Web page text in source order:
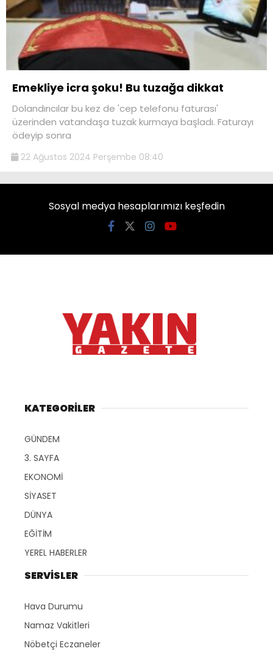
Emekliye icra şoku! Bu tuzağa dikkat
Dolandırıcılar bu kez de 'cep telefonu faturası'
üzerinden vatandaşa tuzak kurmaya başladı. Faturayı
ödeyip sonra
22 Ağustos 2024 Perşembe 08:40
Sosyal medya hesaplarımızı keşfedin
KATEGORİLER
GÜNDEM
3. SAYFA
EKONOMİ
SİYASET
DÜNYA
EĞİTİM
YEREL HABERLER
SERVİSLER
Hava Durumu
Namaz Vakitleri
Nöbetçi Eczaneler